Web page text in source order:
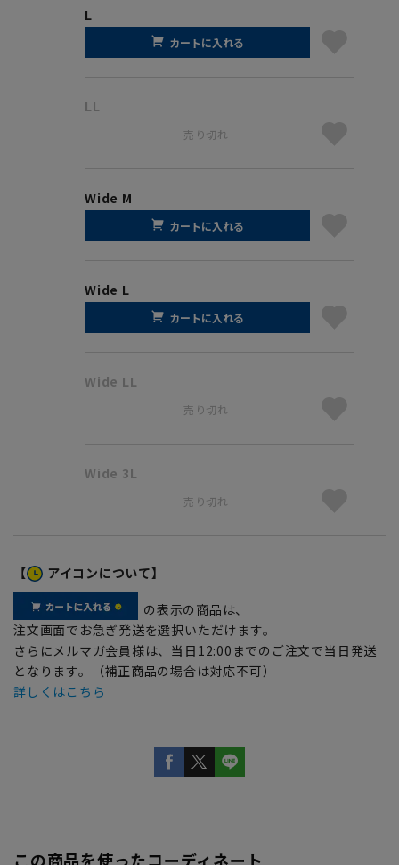
L
カートに入れる
LL
売り切れ
Wide M
カートに入れる
Wide L
カートに入れる
Wide LL
売り切れ
Wide 3L
売り切れ
【 アイコンについて】
の表示の商品は、
注文画面でお急ぎ発送を選択いただけます。
さらにメルマガ会員様は、当日12:00までのご注文で当日発送
となります。（補正商品の場合は対応不可）
詳しくはこちら
この商品を使ったコーディネート